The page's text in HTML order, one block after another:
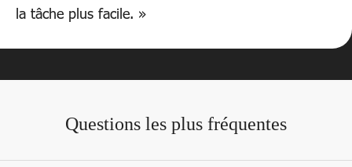
la tâche plus facile. »
Questions les plus fréquentes